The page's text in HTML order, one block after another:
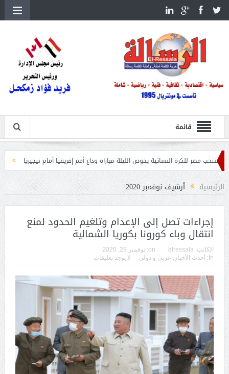
قائمة
يخوض الليلة مباراة وداع أمم إفريقيا أمام نيجيريا استقبال جماهيرى حاشد
الرئيسية أرشيف نوفمبر 2020
إجراءات تصل إلى الإعدام وتلغيم الحدود لمنع
انتقال وباء كورونا بكوريا الشمالية
الكاتب: elressala
on: نوفمبر 29, 2020
In:
أحدث الأخبار عربي و دولي لا يوجد تعليقات